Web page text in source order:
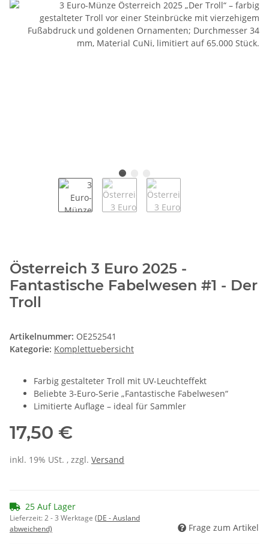
Österreich 3 Euro 2025 -
Fantastische Fabelwesen #1 - Der
Troll
Artikelnummer: OE252541
Kategorie: Komplettuebersicht
Farbig gestalteter Troll mit UV-Leuchteffekt
Beliebte 3-Euro-Serie „Fantastische Fabelwesen“
Limitierte Auflage – ideal für Sammler
17,50 €
inkl. 19% USt. , zzgl. Versand
25 Auf Lager
Lieferzeit:2 - 3 Werktage (DE - Ausland
abweichend)
Frage zum Artikel